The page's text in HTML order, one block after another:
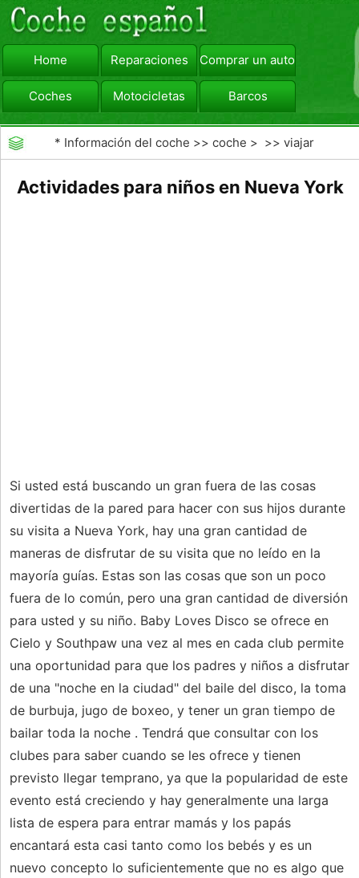
Home Reparaciones Comprar un automóvil
Coches Motocicletas Barcos
viajar Camiones
* Información del coche >>coche > >>viajar
Actividades para niños en Nueva York
Si usted está buscando un gran fuera de las cosas
divertidas de la pared para hacer con sus hijos durante
su visita a Nueva York, hay una gran cantidad de
maneras de disfrutar de su visita que no leído en la
mayoría guías. Estas son las cosas que son un poco
fuera de lo común, pero una gran cantidad de diversión
para usted y su niño. Baby Loves Disco se ofrece en
Cielo y Southpaw una vez al mes en cada club permite
una oportunidad para que los padres y niños a disfrutar
de una "noche en la ciudad" del baile del disco, la toma
de burbuja, jugo de boxeo, y tener un gran tiempo de
bailar toda la noche . Tendrá que consultar con los
clubes para saber cuando se les ofrece y tienen
previsto llegar temprano, ya que la popularidad de este
evento está creciendo y hay generalmente una larga
lista de espera para entrar mamás y los papás
encantará esta casi tanto como los bebés y es un
nuevo concepto lo suficientemente que no es algo que